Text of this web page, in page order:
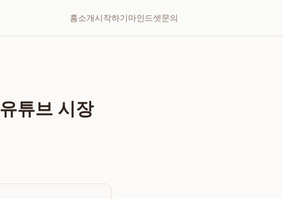
홈소개시작하기마인드셋문의
튜브 시장